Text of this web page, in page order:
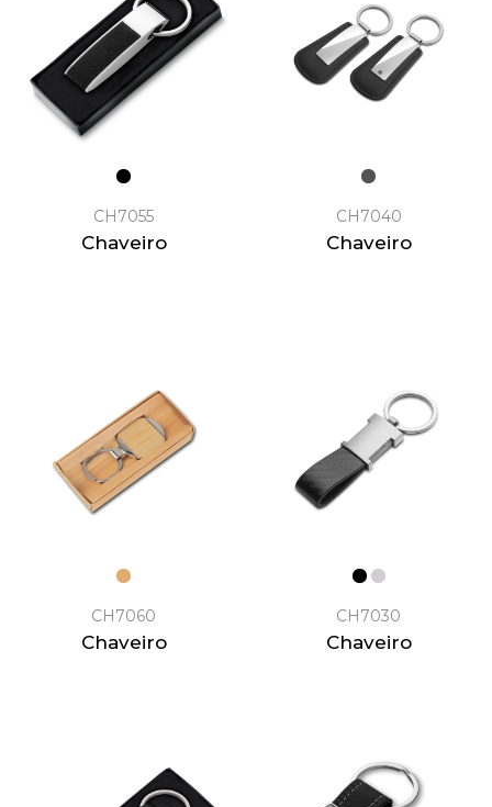
CH7055
Chaveiro
CH7040
Chaveiro
CH7060
Chaveiro
CH7030
Chaveiro